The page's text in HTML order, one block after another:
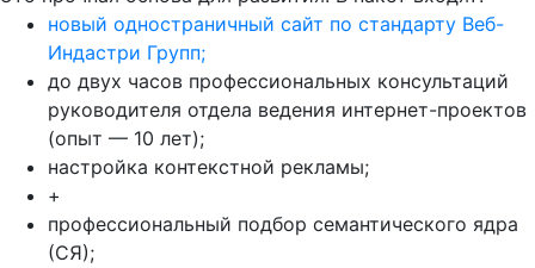
новый одностраничный сайт по стандарту Веб-
Индастри Групп;
до двух часов профессиональных консультаций
руководителя отдела ведения интернет-проектов
(опыт — 10 лет);
настройка контекстной рекламы;
+
профессиональный подбор семантического ядра
(СЯ);